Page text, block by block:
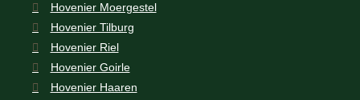
Hovenier Moergestel
Hovenier Tilburg
Hovenier Riel
Hovenier Goirle
Hovenier Haaren